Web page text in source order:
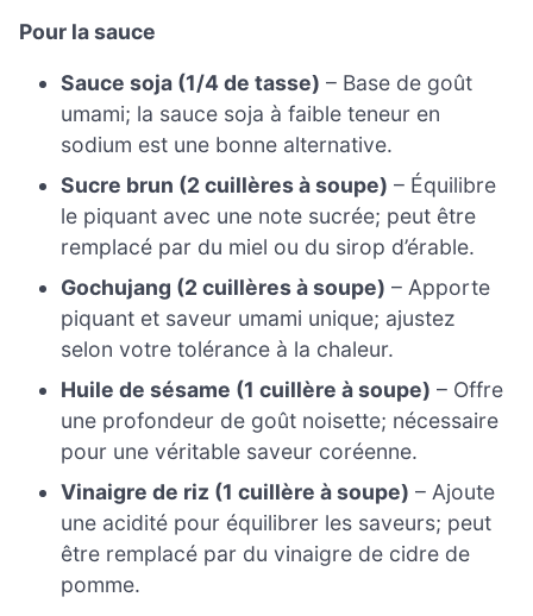
Pour la sauce
Sauce soja (1/4 de tasse) – Base de goût
umami; la sauce soja à faible teneur en
sodium est une bonne alternative.
Sucre brun (2 cuillères à soupe) – Équilibre
le piquant avec une note sucrée; peut être
remplacé par du miel ou du sirop d’érable.
Gochujang (2 cuillères à soupe) – Apporte
piquant et saveur umami unique; ajustez
selon votre tolérance à la chaleur.
Huile de sésame (1 cuillère à soupe) – Offre
une profondeur de goût noisette; nécessaire
pour une véritable saveur coréenne.
Vinaigre de riz (1 cuillère à soupe) – Ajoute
une acidité pour équilibrer les saveurs; peut
être remplacé par du vinaigre de cidre de
pomme.